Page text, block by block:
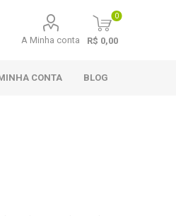
A Minha conta
0
R$ 0,00
CONTA BLOG